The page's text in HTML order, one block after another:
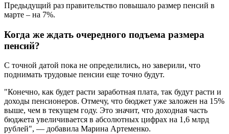
Предыдущий раз правительство повышало размер пенсий в
марте – на 7%.
Когда же ждать очередного подъема размера
пенсий?
С точной датой пока не определились, но заверили, что
поднимать трудовые пенсии еще точно будут.
"Конечно, как будет расти заработная плата, так будут расти и
доходы пенсионеров. Отмечу, что бюджет уже заложен на 15%
выше, чем в текущем году. Это значит, что доходная часть
бюджета увеличивается в абсолютных цифрах на 1,6 млрд
рублей", — добавила Марина Артеменко.